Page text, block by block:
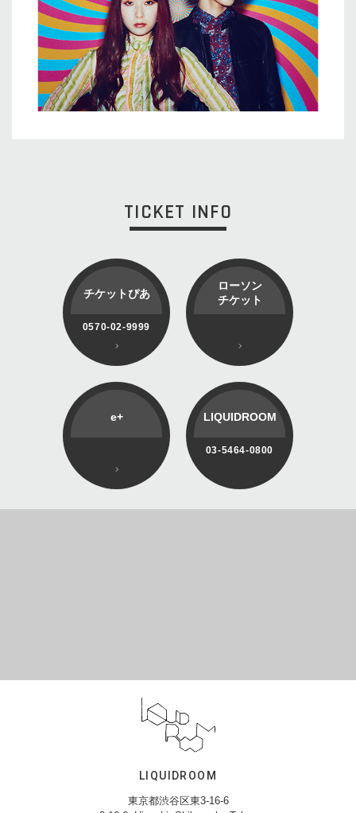
TICKET INFO
チケットぴあ
0570-02-9999
ローソン
チケット
e+ LIQUIDROOM
03-5464-0800
LIQUIDROOM
東京都渋谷区東3-16-6